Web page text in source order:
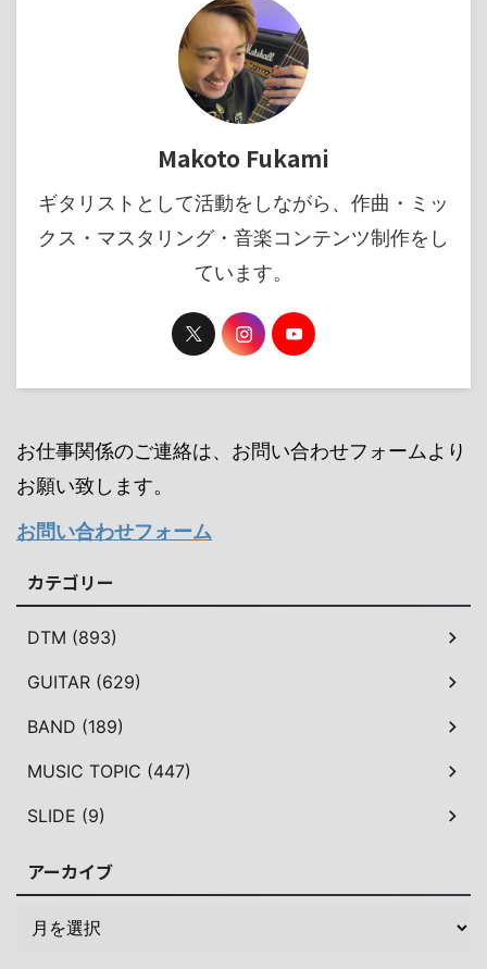
Makoto Fukami
ギタリストとして活動をしながら、作曲・ミッ
クス・マスタリング・音楽コンテンツ制作をし
ています。
お仕事関係のご連絡は、お問い合わせフォームより
お願い致します。
お問い合わせフォーム
カテゴリー
DTM (893)
GUITAR (629)
BAND (189)
MUSIC TOPIC (447)
SLIDE (9)
アーカイブ